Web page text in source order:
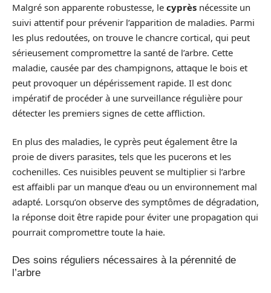
Malgré son apparente robustesse, le cyprès nécessite un
suivi attentif pour prévenir l’apparition de maladies. Parmi
les plus redoutées, on trouve le chancre cortical, qui peut
sérieusement compromettre la santé de l’arbre. Cette
maladie, causée par des champignons, attaque le bois et
peut provoquer un dépérissement rapide. Il est donc
impératif de procéder à une surveillance régulière pour
détecter les premiers signes de cette affliction.
En plus des maladies, le cyprès peut également être la
proie de divers parasites, tels que les pucerons et les
cochenilles. Ces nuisibles peuvent se multiplier si l’arbre
est affaibli par un manque d’eau ou un environnement mal
adapté. Lorsqu’on observe des symptômes de dégradation,
la réponse doit être rapide pour éviter une propagation qui
pourrait compromettre toute la haie.
Des soins réguliers nécessaires à la pérennité de
l’arbre